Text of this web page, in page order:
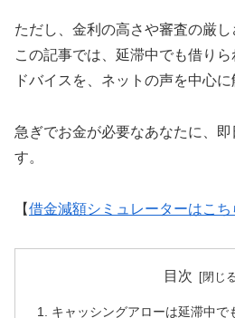
ただし、金利の高さや審査の厳し
この記事では、延滞中でも借り
ドバイスを、ネットの声を中心に
急ぎでお金が必要なあなたに、
す。
【借金減額シミュレーターはこち
目次
キャッシングアローは延滞中で